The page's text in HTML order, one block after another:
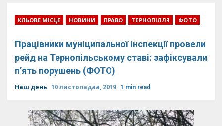
КЛЬОВЕ МІСЦЕ НОВИНИ ПРАВО ТЕРНОПІЛЛЯ ФОТО
Працівники муніципальної інспекції провели
рейд на Тернопільському ставі: зафіксували
п’ять порушень (ФОТО)
Наш день 10 листопадаа, 2019 1 min read